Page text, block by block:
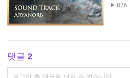
826
댓글 2
댓